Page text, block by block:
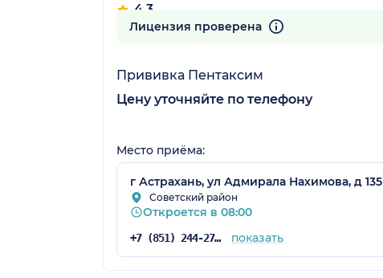
4.3
51 отзыв
Лицензия проверена
Прививка Пентаксим
Цену уточняйте по телефону
Место приёма:
г Астрахань, ул Адмирала Нахимова, д 135
Советский район
Откроется в 08:00
+7 (851) 244-27-27 показать